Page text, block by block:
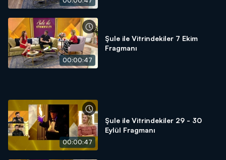
00:00:47
Şule ile Vitrindekiler 7 Ekim
Fragmanı
00:00:47
Şule ile Vitrindekiler 29 - 30
Eylül Fragmanı